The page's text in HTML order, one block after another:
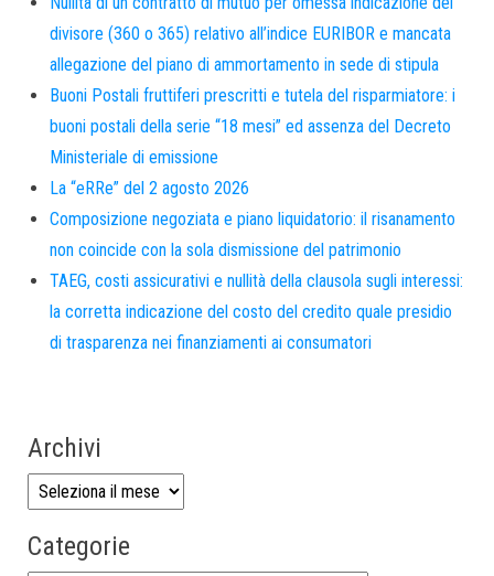
divisore (360 o 365) relativo all’indice EURIBOR e mancata
allegazione del piano di ammortamento in sede di stipula
Buoni Postali fruttiferi prescritti e tutela del risparmiatore: i
buoni postali della serie “18 mesi” ed assenza del Decreto
Ministeriale di emissione
La “eRRe” del 2 agosto 2026
Composizione negoziata e piano liquidatorio: il risanamento
non coincide con la sola dismissione del patrimonio
TAEG, costi assicurativi e nullità della clausola sugli interessi:
la corretta indicazione del costo del credito quale presidio
di trasparenza nei finanziamenti ai consumatori
Archivi
Categorie